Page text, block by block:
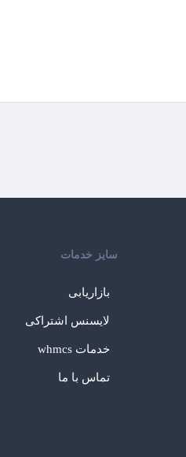
سایز خدمات
بازاریابی
لایسنس اشتراکی
خدمات whmcs
تماس با ما